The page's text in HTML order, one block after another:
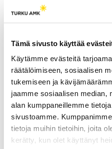
Tämä sivusto käyttää
Käytämme evästeitä
räätälöimiseen, sosiaalisen
tukemiseen ja
jaamme sosiaalisen median,
alan kumppaneillemme
sivustoamme.
tietoja muihin tietoihin, joita
kerätty, kun olet käyttänyt